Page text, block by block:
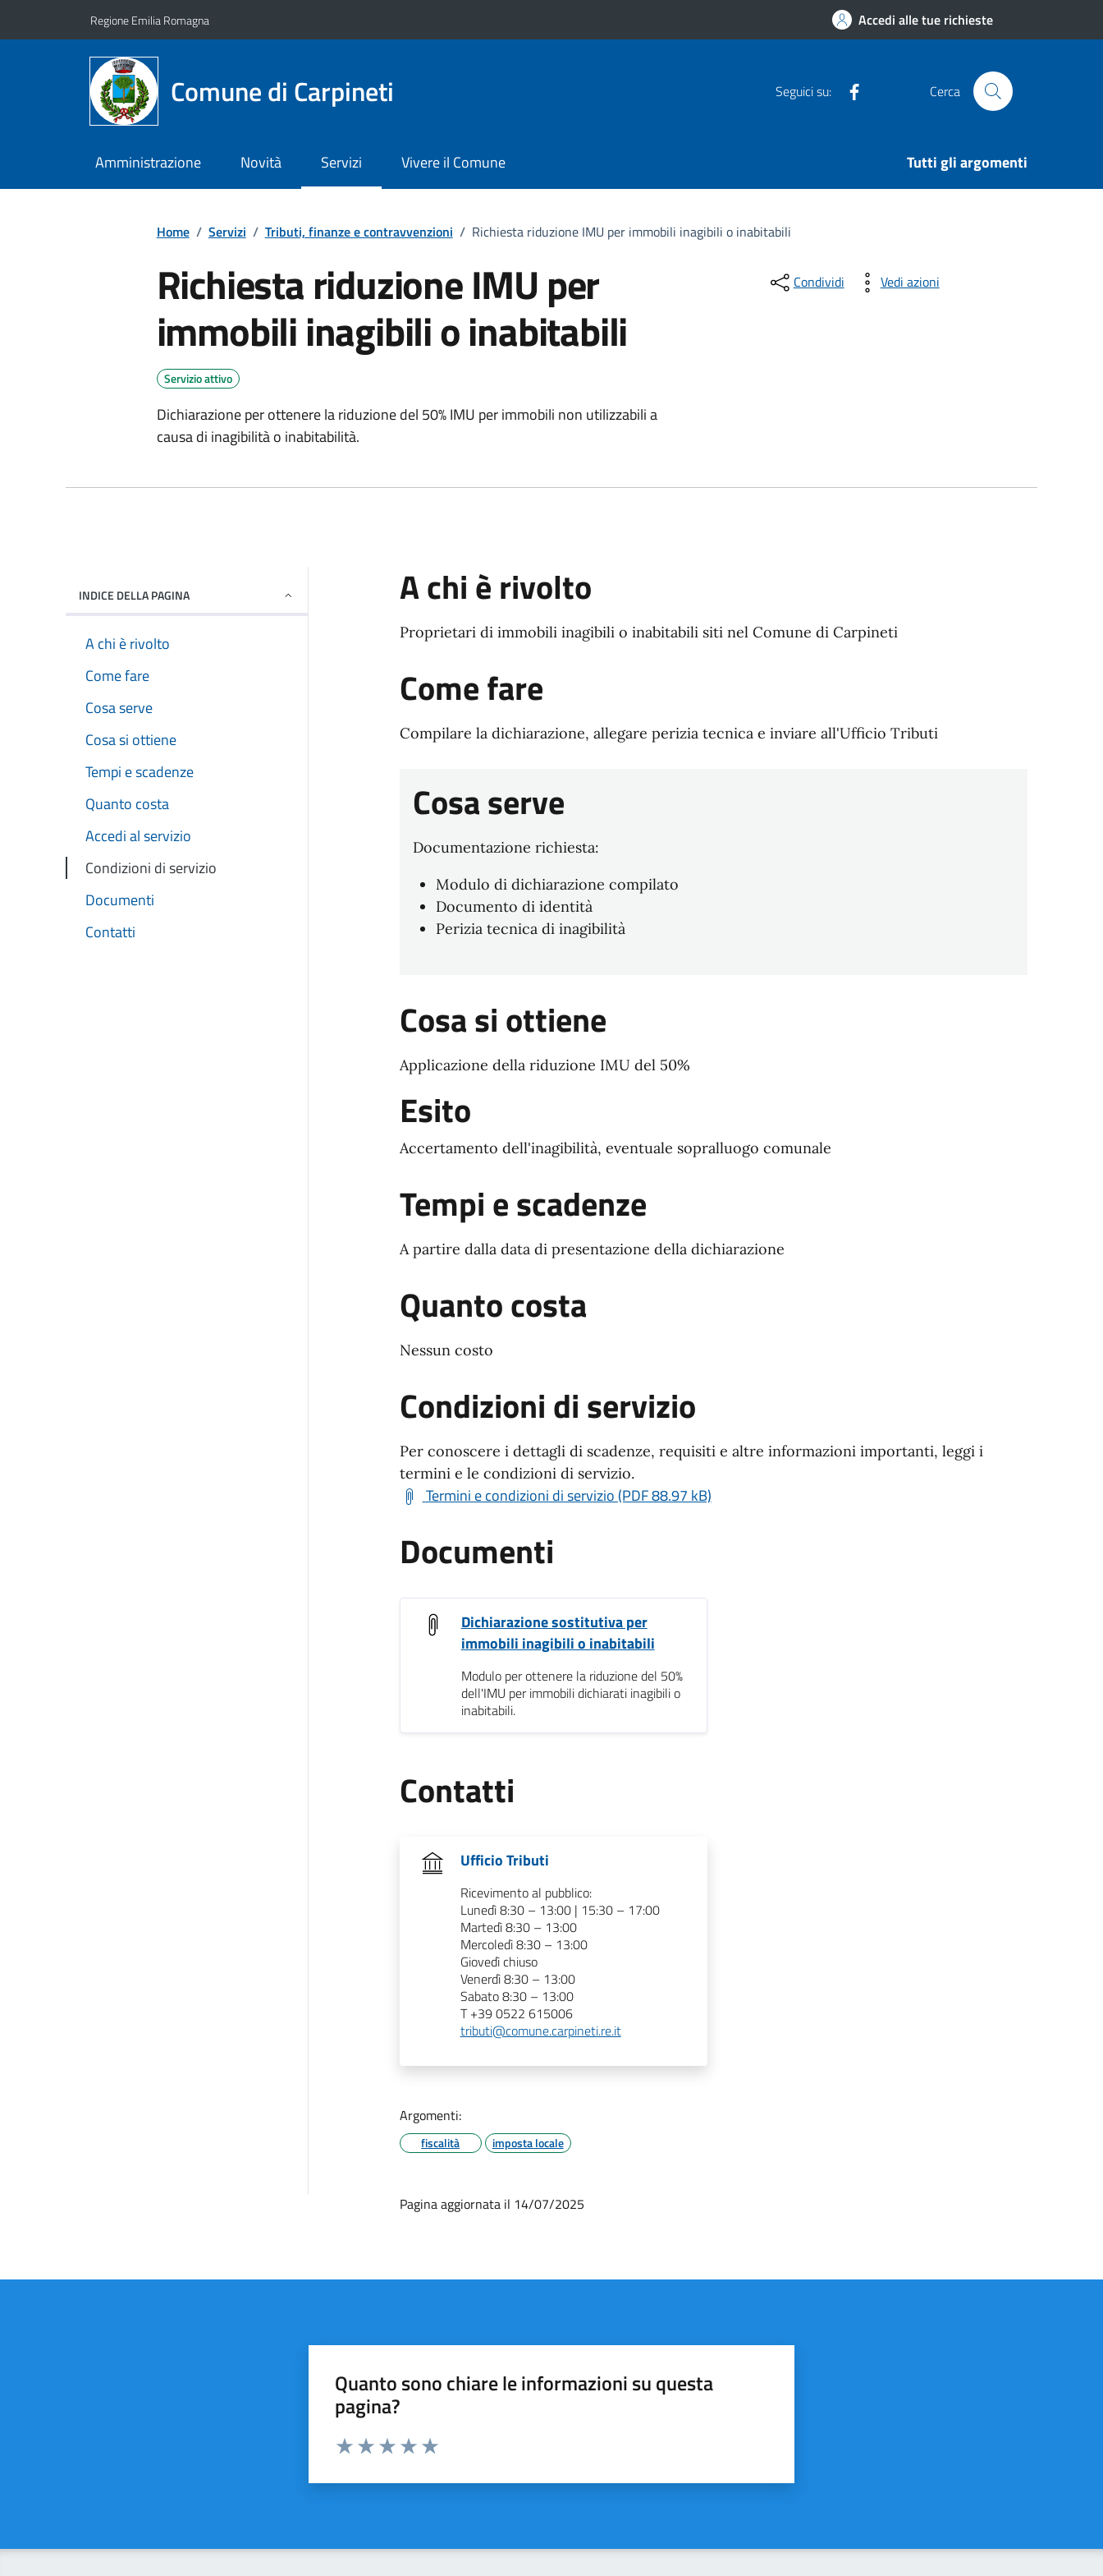
Regione Emilia Romagna Accedi alle tue richieste
Comune di Carpineti Seguici su: Cerca
Amministrazione Novità Servizi Vivere il Comune Tutti gli argomenti
Home / Servizi / Tributi, finanze e contravvenzioni / Richiesta riduzione IMU per immobili inagibili o inabitabili
Richiesta riduzione IMU per
immobili inagibili o inabitabili
Servizio attivo
Dichiarazione per ottenere la riduzione del 50% IMU per immobili non utilizzabili a
causa di inagibilità o inabitabilità.
Condividi Vedi azioni
INDICE DELLA PAGINA
A chi è rivolto
Come fare
Cosa serve
Cosa si ottiene
Tempi e scadenze
Quanto costa
Accedi al servizio
Condizioni di servizio
Documenti
Contatti
A chi è rivolto
Proprietari di immobili inagibili o inabitabili siti nel Comune di Carpineti
Come fare
Compilare la dichiarazione, allegare perizia tecnica e inviare all'Ufficio Tributi
Cosa serve
Documentazione richiesta:
Modulo di dichiarazione compilato
Documento di identità
Perizia tecnica di inagibilità
Cosa si ottiene
Applicazione della riduzione IMU del 50%
Esito
Accertamento dell'inagibilità, eventuale sopralluogo comunale
Tempi e scadenze
A partire dalla data di presentazione della dichiarazione
Quanto costa
Nessun costo
Condizioni di servizio
Per conoscere i dettagli di scadenze, requisiti e altre informazioni importanti, leggi i
termini e le condizioni di servizio.
Termini e condizioni di servizio (PDF 88.97 kB)
Documenti
Dichiarazione sostitutiva per
immobili inagibili o inabitabili
Modulo per ottenere la riduzione del 50%
dell'IMU per immobili dichiarati inagibili o
inabitabili.
Contatti
Ufficio Tributi
Ricevimento al pubblico:
Lunedì 8:30 – 13:00 | 15:30 – 17:00
Martedì 8:30 – 13:00
Mercoledì 8:30 – 13:00
Giovedì chiuso
Venerdì 8:30 – 13:00
Sabato 8:30 – 13:00
T +39 0522 615006
tributi@comune.carpineti.re.it
Argomenti:
fiscalità imposta locale
Pagina aggiornata il 14/07/2025
Quanto sono chiare le informazioni su questa
pagina?